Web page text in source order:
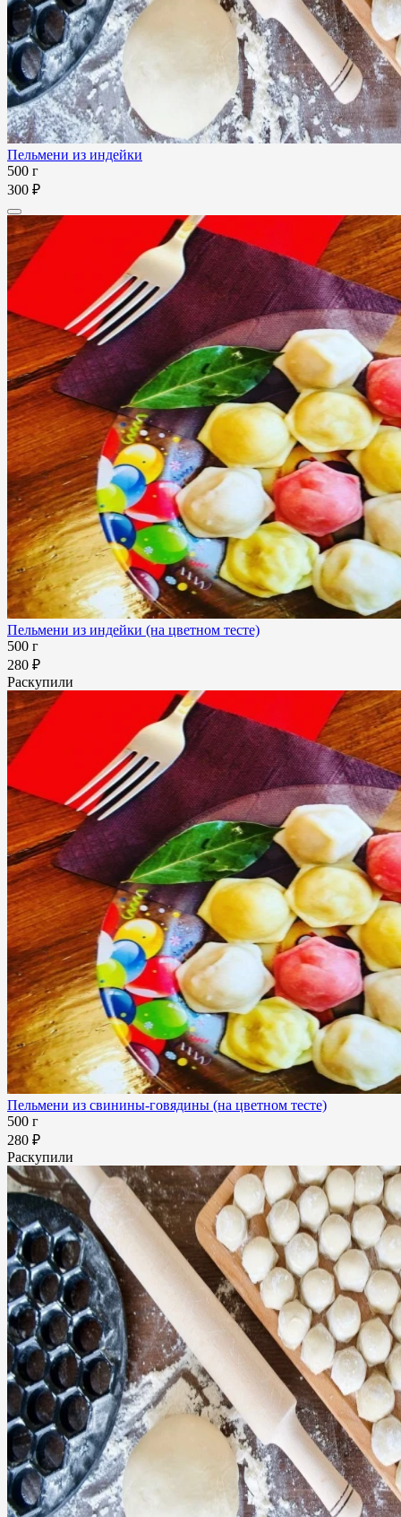
Пельмени из индейки
500 г
300 ₽
Пельмени из индейки (на цветном тесте)
500 г
280 ₽
Раскупили
Пельмени из свинины-говядины (на цветном тесте)
500 г
280 ₽
Раскупили